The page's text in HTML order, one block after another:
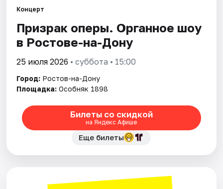
Города
Площадки
Рейтинги
Концерт
Призрак оперы. Органное шоу
в Ростове-на-Дону
25 июля 2026 • суббота • 15:00
Город: Ростов-на-Дону
Площадка: Особняк 1898
Билеты со скидкой
на Яндекс Афише
Еще билеты